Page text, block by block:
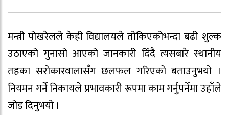
मन्त्री पोखरेलले केही विद्यालयले तोकिएकोभन्दा बढी शुल्क
उठाएको गुनासो आएको जानकारी दिँदै त्यसबारे स्थानीय
तहका सरोकारवालासँग छलफल गरिएको बताउनुभयो ।
नियमन गर्ने निकायले प्रभावकारी रूपमा काम गर्नुपर्नेमा उहाँले
जोड दिनुभयो ।